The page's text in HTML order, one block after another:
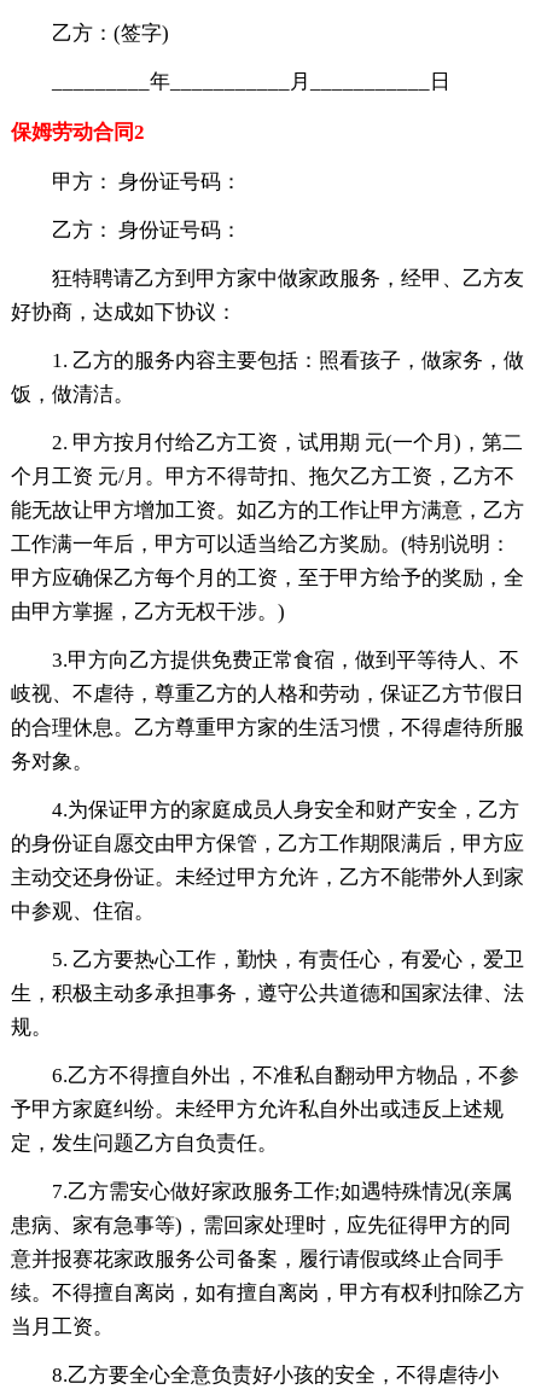
乙方：(签字)
_________年___________月___________日
保姆劳动合同2
甲方： 身份证号码：
乙方： 身份证号码：
狂特聘请乙方到甲方家中做家政服务，经甲、乙方友
好协商，达成如下协议：
1. 乙方的服务内容主要包括：照看孩子，做家务，做
饭，做清洁。
2. 甲方按月付给乙方工资，试用期 元(一个月)，第二
个月工资 元/月。甲方不得苛扣、拖欠乙方工资，乙方不
能无故让甲方增加工资。如乙方的工作让甲方满意，乙方
工作满一年后，甲方可以适当给乙方奖励。(特别说明：
甲方应确保乙方每个月的工资，至于甲方给予的奖励，全
由甲方掌握，乙方无权干涉。)
3.甲方向乙方提供免费正常食宿，做到平等待人、不
岐视、不虐待，尊重乙方的人格和劳动，保证乙方节假日
的合理休息。乙方尊重甲方家的生活习惯，不得虐待所服
务对象。
4.为保证甲方的家庭成员人身安全和财产安全，乙方
的身份证自愿交由甲方保管，乙方工作期限满后，甲方应
主动交还身份证。未经过甲方允许，乙方不能带外人到家
中参观、住宿。
5. 乙方要热心工作，勤快，有责任心，有爱心，爱卫
生，积极主动多承担事务，遵守公共道德和国家法律、法
规。
6.乙方不得擅自外出，不准私自翻动甲方物品，不参
予甲方家庭纠纷。未经甲方允许私自外出或违反上述规
定，发生问题乙方自负责任。
7.乙方需安心做好家政服务工作;如遇特殊情况(亲属
患病、家有急事等)，需回家处理时，应先征得甲方的同
意并报赛花家政服务公司备案，履行请假或终止合同手
续。不得擅自离岗，如有擅自离岗，甲方有权利扣除乙方
当月工资。
8.乙方要全心全意负责好小孩的安全，不得虐待小